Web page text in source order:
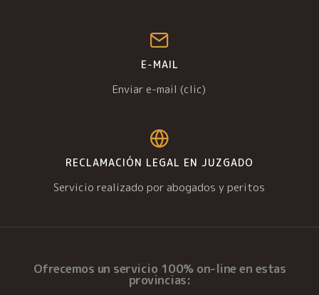
E-MAIL
Enviar e-mail (clic)
RECLAMACIÓN LEGAL EN JUZGADO
Servicio realizado por abogados y peritos
Ofrecemos un servicio 100% on-line en estas
provincias: